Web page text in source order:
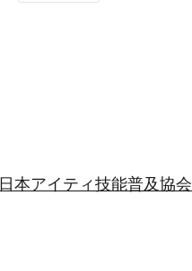
本アイティ技能普及協会